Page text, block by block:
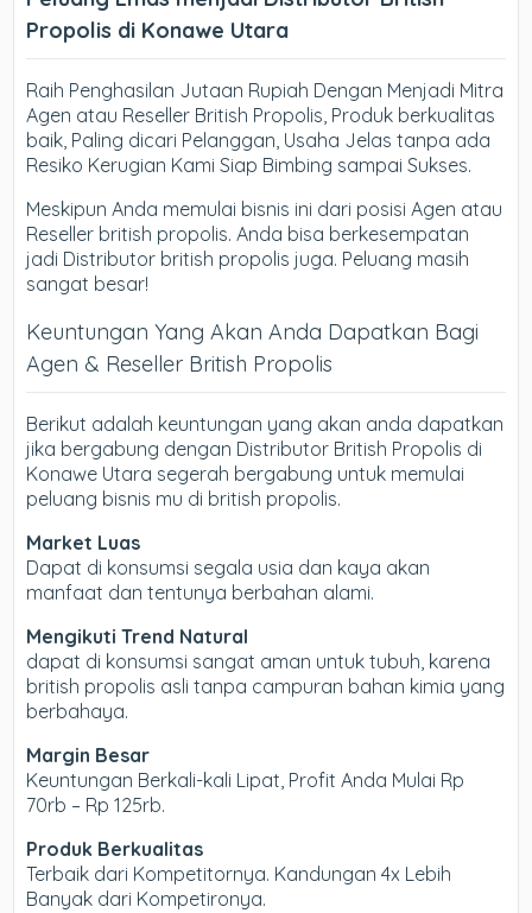
Propolis di Konawe Utara
Raih Penghasilan Jutaan Rupiah Dengan Menjadi Mitra
Agen atau Reseller British Propolis, Produk berkualitas
baik, Paling dicari Pelanggan, Usaha Jelas tanpa ada
Resiko Kerugian Kami Siap Bimbing sampai Sukses.
Meskipun Anda memulai bisnis ini dari posisi Agen atau
Reseller british propolis. Anda bisa berkesempatan
jadi Distributor british propolis juga. Peluang masih
sangat besar!
Keuntungan Yang Akan Anda Dapatkan Bagi
Agen & Reseller British Propolis
Berikut adalah keuntungan yang akan anda dapatkan
jika bergabung dengan Distributor British Propolis di
Konawe Utara segerah bergabung untuk memulai
peluang bisnis mu di british propolis.
Market Luas
Dapat di konsumsi segala usia dan kaya akan
manfaat dan tentunya berbahan alami.
Mengikuti Trend Natural
dapat di konsumsi sangat aman untuk tubuh, karena
british propolis asli tanpa campuran bahan kimia yang
berbahaya.
Margin Besar
Keuntungan Berkali-kali Lipat, Profit Anda Mulai Rp
70rb – Rp 125rb.
Produk Berkualitas
Terbaik dari Kompetitornya. Kandungan 4x Lebih
Banyak dari Kompetironya.